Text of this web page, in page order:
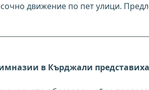
движение по пет улици.
в Кърджали